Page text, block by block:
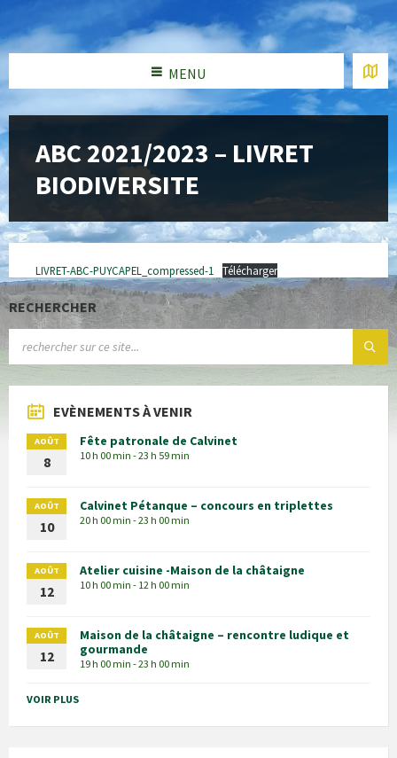
MENU
ABC 2021/2023 – LIVRET
BIODIVERSITE
LIVRET-ABC-PUYCAPEL_compressed-1 Télécharger
RECHERCHER
EVÈNEMENTS À VENIR
AOÛT
8
Fête patronale de Calvinet
10 h 00 min - 23 h 59 min
AOÛT
10
Calvinet Pétanque – concours en triplettes
20 h 00 min - 23 h 00 min
AOÛT
12
Atelier cuisine -Maison de la châtaigne
10 h 00 min - 12 h 00 min
AOÛT
12
Maison de la châtaigne – rencontre ludique et
gourmande
19 h 00 min - 23 h 00 min
VOIR PLUS